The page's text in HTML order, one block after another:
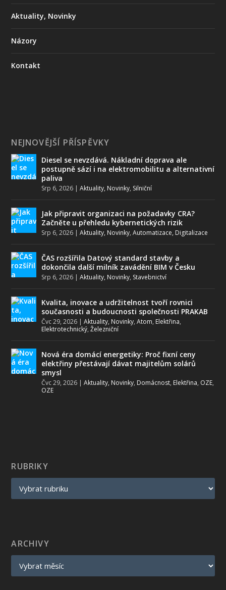
Aktuality, Novinky
Názory
Kontakt
NEJNOVĚJŠÍ PŘÍSPĚVKY
Diesel se nevzdává. Nákladní doprava ale
postupně sází i na elektromobilitu a alternativní
paliva
Srp 6, 2026 |Aktuality, Novinky, Silniční
Jak připravit organizaci na požadavky CRA?
Začněte u přehledu kybernetických rizik
Srp 6, 2026 |Aktuality, Novinky,Automatizace, Digitalizace
ČAS rozšířila Datový standard stavby a
dokončila další milník zavádění BIM v Česku
Srp 6, 2026 |Aktuality, Novinky, Stavebnictví
Kvalita, inovace a udržitelnost tvoří rovnici
současnosti a budoucnosti společnosti PRAKAB
Čvc 29, 2026 |Aktuality, Novinky,Atom, Elektřina,
Elektrotechnický,Železniční
Nová éra domácí energetiky: Proč fixní ceny
elektřiny přestávají dávat majitelům solárů
smysl
Čvc 29, 2026 |Aktuality, Novinky, Domácnost, Elektřina, OZE,
OZE
RUBRIKY
ARCHIVY